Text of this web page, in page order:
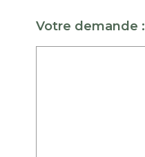
Votre demande :